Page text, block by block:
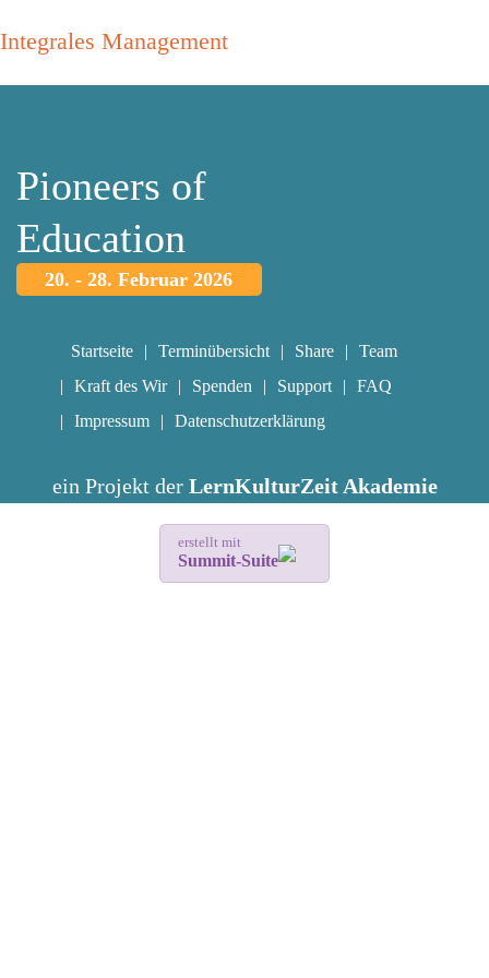
Integrales Management
Pioneers of
Education
20. - 28. Februar 2026
Startseite Terminübersicht Share
Team
Kraft des Wir
Spenden Support
FAQ
Impressum
Datenschutzerklärung
ein Projekt der LernKulturZeit Akademie
erstellt mit
Summit-Suite